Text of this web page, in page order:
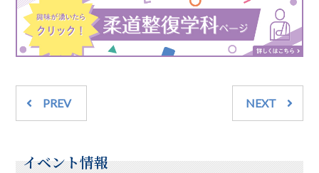
PREV NEXT
イベント情報